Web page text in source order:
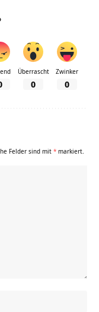
Überrascht
0
Zwinker
0
Felder sind mit * markiert.